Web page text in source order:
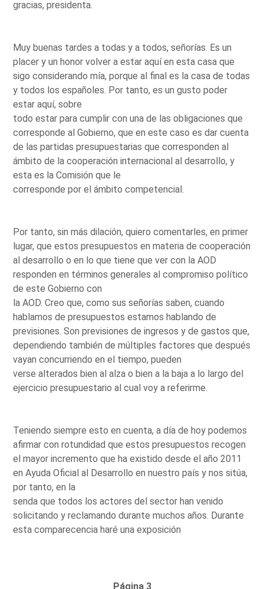
gracias, presidenta.
Muy buenas tardes a todas y a todos, señorías. Es un
placer y un honor volver a estar aquí en esta casa que
sigo considerando mía, porque al final es la casa de todas
y todos los españoles. Por tanto, es un gusto poder
estar aquí, sobre
todo estar para cumplir con una de las obligaciones que
corresponde al Gobierno, que en este caso es dar cuenta
de las partidas presupuestarias que corresponden al
ámbito de la cooperación internacional al desarrollo, y
esta es la Comisión que le
corresponde por el ámbito competencial.
Por tanto, sin más dilación, quiero comentarles, en primer
lugar, que estos presupuestos en materia de cooperación
al desarrollo o en lo que tiene que ver con la AOD
responden en términos generales al compromiso político
de este Gobierno con
la AOD. Creo que, como sus señorías saben, cuando
hablamos de presupuestos estamos hablando de
previsiones. Son previsiones de ingresos y de gastos que,
dependiendo también de múltiples factores que después
vayan concurriendo en el tiempo, pueden
verse alterados bien al alza o bien a la baja a lo largo del
ejercicio presupuestario al cual voy a referirme.
Teniendo siempre esto en cuenta, a día de hoy podemos
afirmar con rotundidad que estos presupuestos recogen
el mayor incremento que ha existido desde el año 2011
en Ayuda Oficial al Desarrollo en nuestro país y nos sitúa,
por tanto, en la
senda que todos los actores del sector han venido
solicitando y reclamando durante muchos años. Durante
esta comparecencia haré una exposición
Página 3